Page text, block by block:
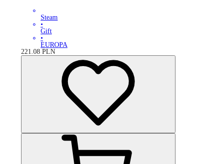
Steam
•
Gift
•
EUROPA
221.08 PLN